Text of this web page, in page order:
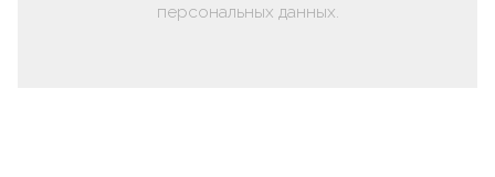
персональных данных.